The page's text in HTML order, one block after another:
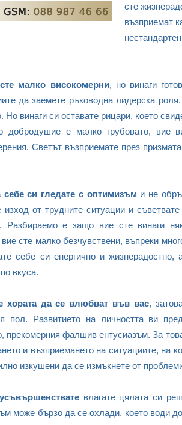
сте
възприемат
малко високомерни, но винаги
да заемете ръководна лидерска
Но винаги си оставате рицари, което
добродушие е малко грубовато, вие
Светът възприемате през
си гледате с оптимизъм и не
изход от трудните ситуации и
Разбираемо е защо вие сте винаги
сте малко безчувствени, въпреки
себе си енергично и
вкуса.
хората да се влюбват във вас,
пол. Развитието на личността ви
прекомерния фалшив ентусиазъм. За
и възприемането на ситуациите, на
изкушени да се измъкнете от
влагате цялата си
може бързо да се охлади, което води